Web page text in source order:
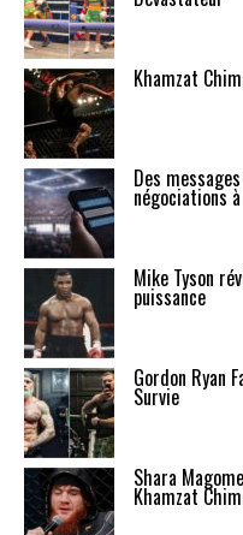
Khamzat
Des
négociations à
Mike Tyson
puissance
Gordon Ryan
Survie
Shara
Khamzat